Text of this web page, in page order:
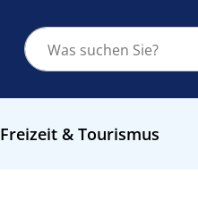
Freizeit & Tourismus